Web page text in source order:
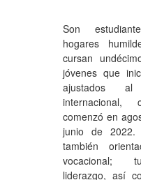
Son
hogares
cursan
jóvenes que
ajustados al
internacional,
comenzó en
junio de
también
vocacional;
liderazgo, así